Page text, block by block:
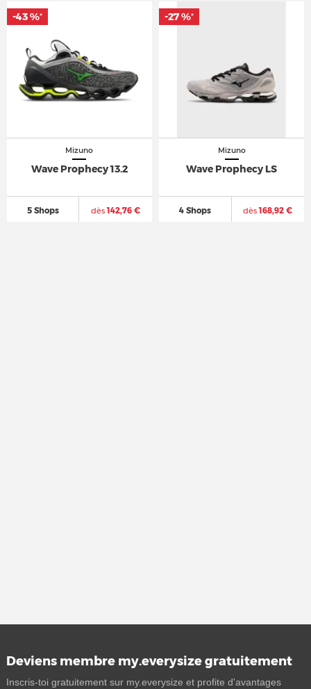
Mizuno
Wave Prophecy 13.2
5 Shops dès142,76 €
-43 %*
-43 %*
Mizuno
Wave Prophecy LS
4 Shops dès168,92 €
-27 %*
-27 %*
Deviens membre my.everysize gratuitement
Inscris-toi gratuitement sur my.everysize et profite d'avantages